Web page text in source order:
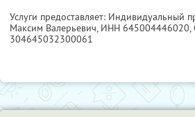
Услуги предоставляет: Индивидуальный
Максим Валерьевич, ИНН 645004446020,
304645032300061